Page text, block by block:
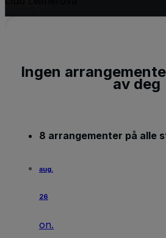
Ingen
av deg
8 arrangementer på alle
aug.
26
on.